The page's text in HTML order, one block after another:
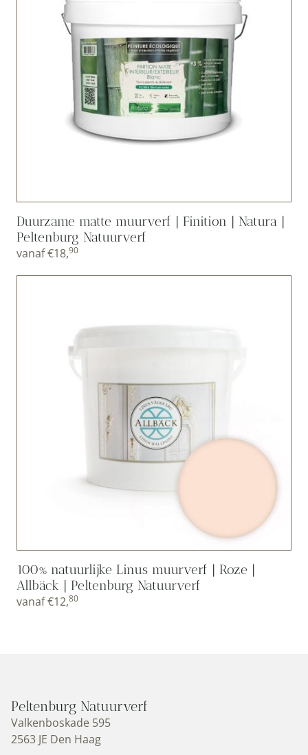
Duurzame matte muurverf | Finition | Natura |
Peltenburg Natuurverf
vanaf€18,90
100% natuurlijke Linus muurverf | Roze |
Allbäck | Peltenburg Natuurverf
vanaf€12,80
Peltenburg Natuurverf
Valkenboskade 595
2563 JE Den Haag